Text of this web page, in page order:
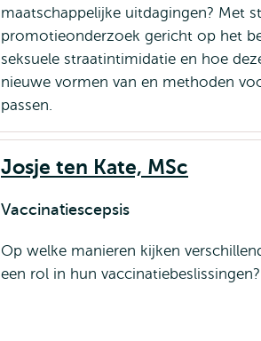
maatschappelijke uitdagingen? Met
promotieonderzoek gericht op het
seksuele straatintimidatie en hoe
nieuwe vormen van en methoden
passen.
Josje ten Kate, MSc
Vaccinatiescepsis
Op welke manieren kijken
een rol in hun vaccinatiebeslissingen?